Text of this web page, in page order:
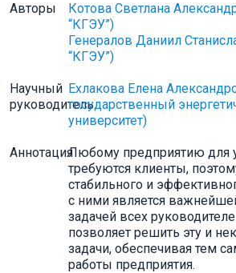
Авторы Котова Светлана
“КГЭУ”)
Генералов Даниил
“КГЭУ”)
Научный
руководитель
Ехлакова Елена
государственный
университет)
АннотацияЛюбому предприятию для
требуются клиенты,
стабильного и
с ними является
задачей всех
позволяет решить эту и
задачи, обеспечивая тем
работы предприятия.